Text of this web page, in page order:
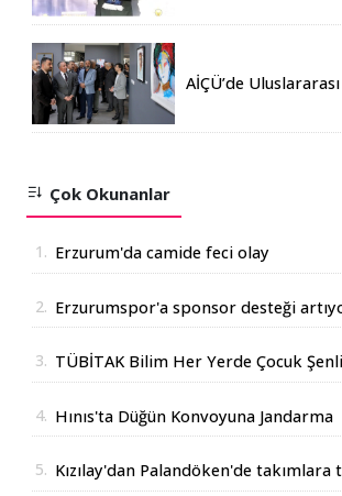
AİÇÜ’de
Çok Okunanlar
1. Erzurum'da camide feci olay
2. Erzurumspor'a sponsor desteği
3. TÜBİTAK Bilim Her Yerde Çocuk
4. Hınıs'ta Düğün Konvoyuna Jandarma
5. Kızılay'dan Palandöken'de takımlara